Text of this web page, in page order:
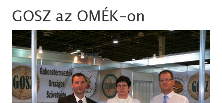
GOSZ az OMÉK-on